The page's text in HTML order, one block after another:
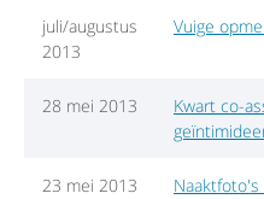
juli/augustus
2013
Vuige
28 mei 2013
Kwart co-
23 mei 2013